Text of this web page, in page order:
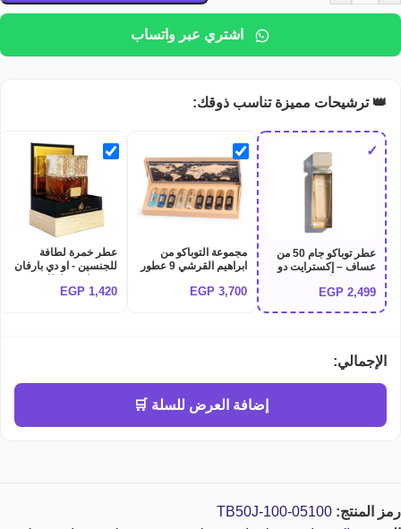
اشتري عبر واتساب
👑 ترشيحات مميزة تناسب ذوقك:
✓
عطر توباكو جام 50 من
عساف – إكسترايت دو
(100 مل)2,499
EGP
مجموعة التوباكو من
ابراهيم القرشي 9 عطور
COLLECTION
3,700
EGP
عطر خمرة لطافة
للجنسين - او دي بارفان
100 مل من لطافة
Lattafa khamrah
1,420
EGP
الإجمالي:
إضافة العرض للسلة 🛒
رمز المنتج: TB50J-100-05100